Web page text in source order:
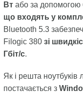
Втабо за допомогою
що входять у
Bluetooth 5.3
Filogic 380 зі
Гбіт/с.
Як і решта ноутбуків
постачається з